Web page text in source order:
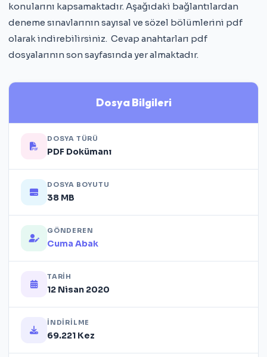
konularını kapsamaktadır. Aşağıdaki bağlantılardan
deneme sınavlarının sayısal ve sözel bölümlerini pdf
olarak indirebilirsiniz. Cevap anahtarları pdf
dosyalarının son sayfasında yer almaktadır.
Dosya Bilgileri
DOSYA TÜRÜ
PDF Dokümanı
DOSYA BOYUTU
38 MB
GÖNDEREN
Cuma Abak
TARIH
12 Nisan 2020
İNDIRILME
69.221 Kez